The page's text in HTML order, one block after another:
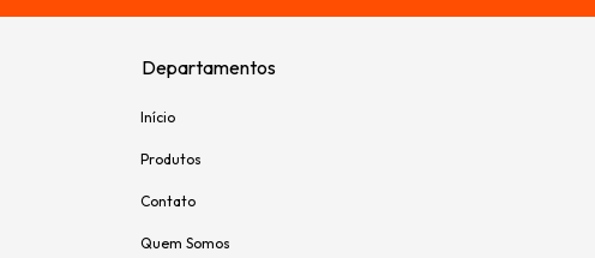
Departamentos
Início
Produtos
Contato
Quem Somos